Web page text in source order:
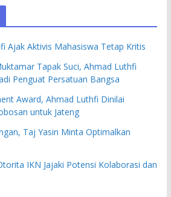
Ajak Aktivis Mahasiswa Tetap Kritis
Tapak Suci, Ahmad Luthfi
Penguat Persatuan Bangsa
Award, Ahmad Luthfi Dinilai
untuk Jateng
Taj Yasin Minta Optimalkan
IKN Jajaki Potensi Kolaborasi dan